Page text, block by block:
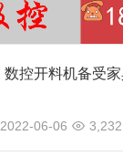
数控开料机备受
2022-06-06 3,232